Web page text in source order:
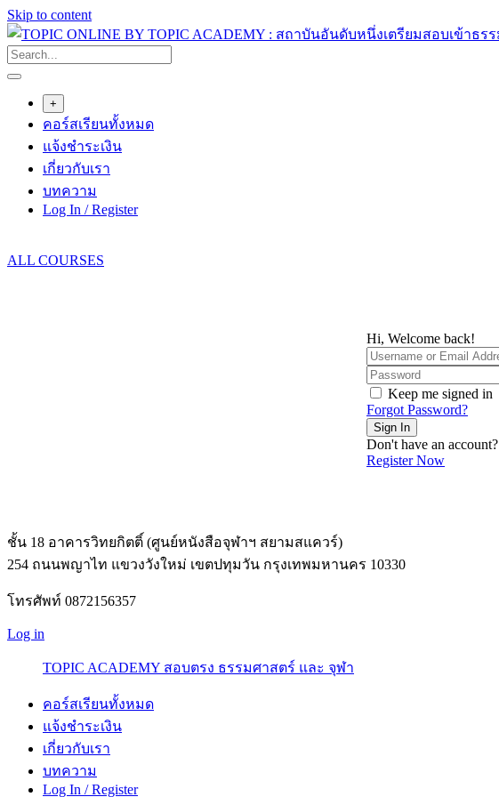
Skip to content
+
คอร์สเรียนทั้งหมด
แจ้งชำระเงิน
เกี่ยวกับเรา
บทความ
Log In / Register
ALL COURSES
Hi, Welcome back!
Keep me signed in
Forgot Password?
Sign In
Don't have an account?
Register Now
ชั้น 18 อาคารวิทยกิตติ์ (ศูนย์หนังสือจุฬาฯ สยามสแควร์)
254 ถนนพญาไท แขวงวังใหม่ เขตปทุมวัน กรุงเทพมหานคร 10330
โทรศัพท์ 0872156357
Log in
TOPIC ACADEMY สอบตรง ธรรมศาสตร์ และ จุฬา
คอร์สเรียนทั้งหมด
แจ้งชำระเงิน
เกี่ยวกับเรา
บทความ
Log In / Register